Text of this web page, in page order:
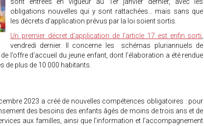
obligations nouvelles qui y sont rattachées… mais sans que
les décrets d’application prévus par la loi soient sortis.
Un premier décret d'application de l'article 17 est enfin sorti
vendredi dernier. Il concerne les schémas pluriannuels de
l’offre d’accueil du jeune enfant, dont l’élaboration a été rendue
plus de 10 000 habitants.
2023 a créé de nouvelles compétences obligatoires : pour
des besoins des enfants âgés de moins de trois ans et de
aux familles, ainsi que l’information et l’accompagnement